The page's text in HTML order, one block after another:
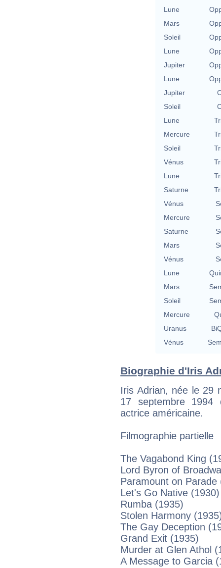
Lune
Mars
Soleil
Lune
Jupiter
Lune
Jupiter
Soleil
Lune
Mercure
Soleil
Vénus
Lune
Saturne
Vénus
Mercure
Saturne
Mars
Vénus
Lune
Mars
Soleil
Mercure
Uranus
Vénus
Biographie d'Iris
Iris Adrian, née le 29
17 septembre
actrice américaine.
Filmographie partielle
The Vagabond King
Lord Byron of
Paramount on Parade
Let's Go Native (1930)
Rumba (1935)
Stolen Harmony
The Gay Deception
Grand Exit (1935)
Murder at Glen Athol
A Message to Garcia